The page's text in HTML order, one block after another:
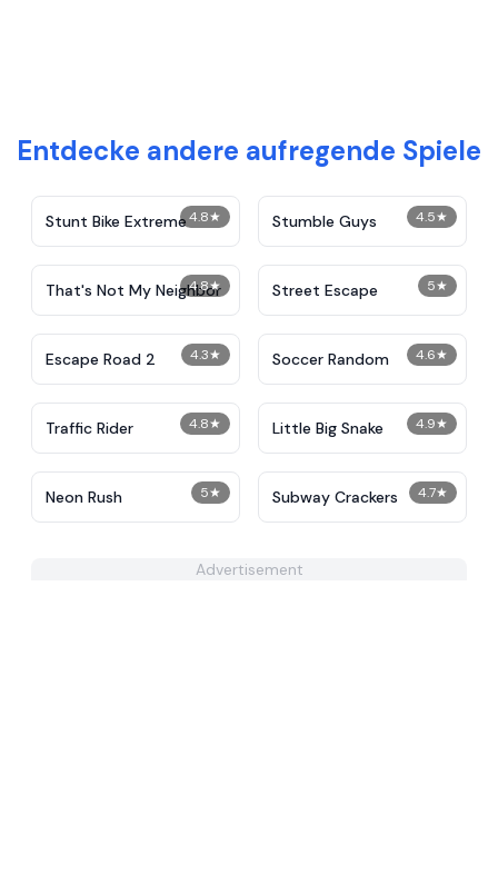
Entdecke andere aufregende Spiele
4.8★
Stunt Bike Extreme 4.5★
Stumble Guys
4.8★
That's Not My Neighbor 5★
Street Escape
4.3★
Escape Road 2 4.6★
Soccer Random
4.8★
Traffic Rider 4.9★
Little Big Snake
5★
Neon Rush 4.7★
Subway Crackers
Advertisement